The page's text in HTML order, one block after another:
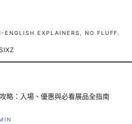
ENGLISH EXPLAINERS, NO FLUFF.
略：入場、優惠與必看展品全指南